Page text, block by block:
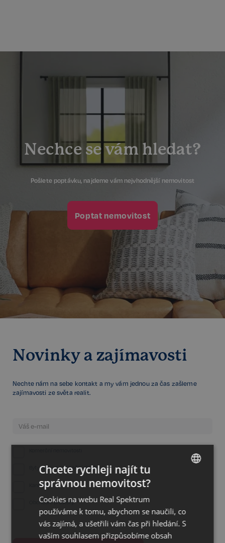
Nechce se vám hledat?
Pošlete poptávku, najdeme vám nejvhodnější nemovitost
Poptat nemovitost
Novinky a zajímavosti
Nechte nám na sebe kontakt a my vám jednou za čas zašleme
zajímavosti ze světa realit.
Byty, domy a rekreační objekty
Kanceláře
Obchodní prostory
Chcete rychleji najít tu
správnou nemovitost?
Cookies na webu Real Spektrum
používáme k tomu, abychom se naučili, co
vás zajímá, a ušetřili vám čas při hledání. S
vaším souhlasem přizpůsobíme obsah